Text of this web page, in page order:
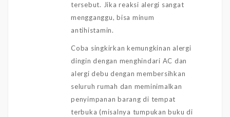
tersebut. Jika reaksi alergi sangat
mengganggu, bisa minum
antihistamin.
Coba singkirkan kemungkinan alergi
dingin dengan menghindari AC dan
alergi debu dengan membersihkan
seluruh rumah dan meminimalkan
penyimpanan barang di tempat
terbuka (misalnya tumpukan buku di